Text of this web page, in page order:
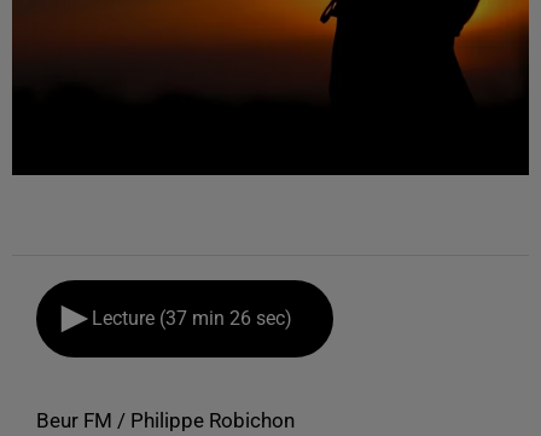
Lecture (37 min 26 sec)
Beur FM / Philippe Robichon